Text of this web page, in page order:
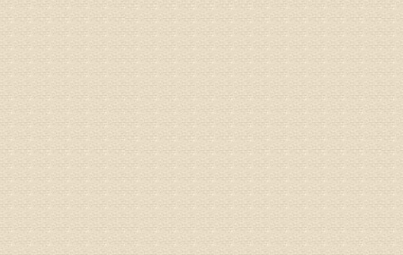
姓名：
病情描
姓名：
病情描
专家回
何？
理疗、